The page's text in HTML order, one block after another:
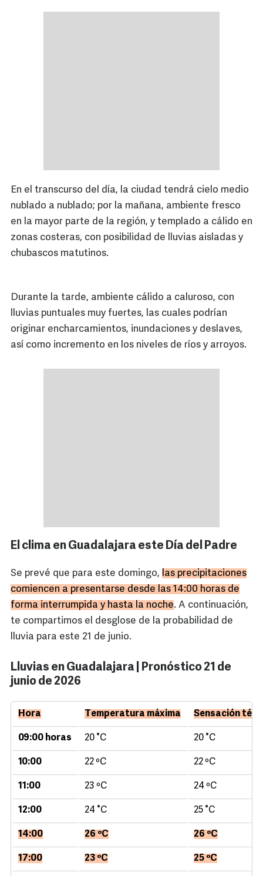
En el transcurso del día, la ciudad tendrá cielo medio
nublado a nublado; por la mañana, ambiente fresco
en la mayor parte de la región, y templado a cálido en
zonas costeras, con posibilidad de lluvias aisladas y
chubascos matutinos.
Durante la tarde, ambiente cálido a caluroso, con
lluvias puntuales muy fuertes, las cuales podrían
originar encharcamientos, inundaciones y deslaves,
así como incremento en los niveles de ríos y arroyos.
El clima en Guadalajara este Día del Padre
Se prevé que para este domingo, las precipitaciones
comiencen a presentarse desde las 14:00 horas de
forma interrumpida y hasta la noche. A continuación,
te compartimos el desglose de la probabilidad de
lluvia para este 21 de junio.
Lluvias en Guadalajara | Pronóstico 21 de
junio de 2026
Hora Temperatura máxima Sensación
09:00 horas 20 °C 20 °C
10:00 22 ºC 22 ºC
11:00 23 ºC 24 ºC
12:00 24 °C 25 °C
14:00 26 ºC 26 ºC
17:00 23 ºC 25 ºC